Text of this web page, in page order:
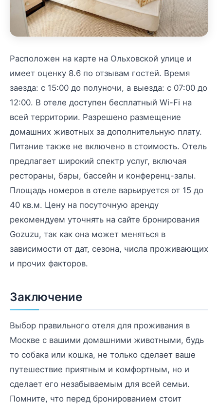
Расположен на карте на Ольховской улице и
имеет оценку 8.6 по отзывам гостей. Время
заезда: с 15:00 до полуночи, а выезда: с 07:00 до
12:00. В отеле доступен бесплатный Wi-Fi на
всей территории. Разрешено размещение
домашних животных за дополнительную плату.
Питание также не включено в стоимость. Отель
предлагает широкий спектр услуг, включая
рестораны, бары, бассейн и конференц-залы.
Площадь номеров в отеле варьируется от 15 до
40 кв.м. Цену на посуточную аренду
рекомендуем уточнять на сайте бронирования
Gozuzu, так как она может меняться в
зависимости от дат, сезона, числа проживающих
и прочих факторов.
Заключение
Выбор правильного отеля для проживания в
Москве с вашими домашними животными, будь
то собака или кошка, не только сделает ваше
путешествие приятным и комфортным, но и
сделает его незабываемым для всей семьи.
Помните, что перед бронированием стоит